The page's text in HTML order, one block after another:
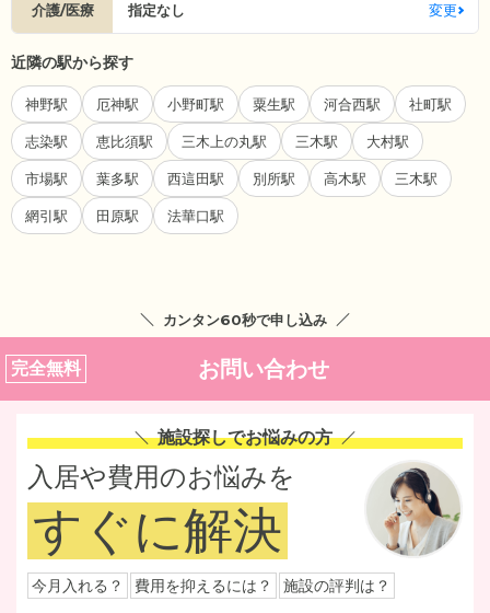
介護/医療 指定なし 変更
近隣の駅から探す
神野駅 厄神駅 小野町駅 粟生駅 河合西駅 社町駅
志染駅 恵比須駅 三木上の丸駅 三木駅 大村駅
市場駅 葉多駅 西這田駅 別所駅 高木駅 三木駅
網引駅 田原駅 法華口駅
カンタン60秒で申し込み
完全無料 お問い合わせ
施設探しでお悩みの方
入居や費用のお悩みを
すぐに解決
今月入れる？ 費用を抑えるには？ 施設の評判は？